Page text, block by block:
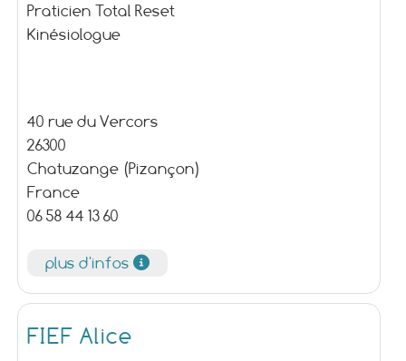
Praticien Total Reset
Kinésiologue
40 rue du Vercors
26300
Chatuzange (Pizançon)
France
06 58 44 13 60
plus d'infos
FIEF Alice